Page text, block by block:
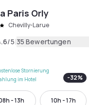
Paris Orly
Chevilly-Larue
/5|35 Bewertungen
Stornierung
im Hotel
-32%
- 13h 10h - 17h